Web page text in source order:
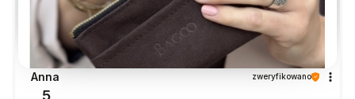
Anna zweryfikowano
5